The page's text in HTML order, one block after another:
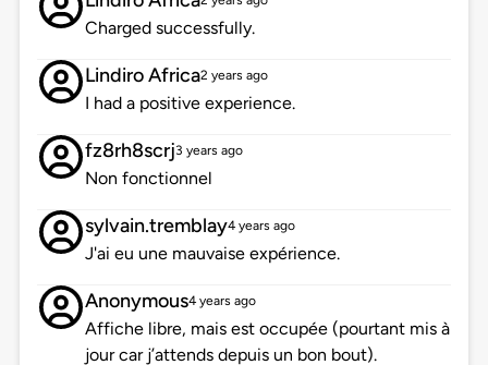
Charged successfully.
Lindiro Africa2 years ago
I had a positive experience.
fz8rh8scrj3 years ago
Non fonctionnel
sylvain.tremblay4 years ago
J'ai eu une mauvaise expérience.
Anonymous4 years ago
Affiche libre, mais est occupée (pourtant mis à
jour car j’attends depuis un bon bout).